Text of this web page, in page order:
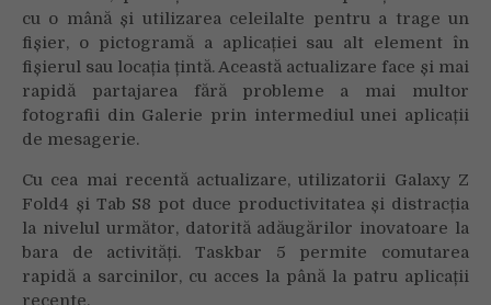
cu o mână și utilizarea celeilalte pentru a trage un
fișier, o pictogramă a aplicației sau alt element în
fișierul sau locația țintă. Această actualizare face și mai
rapidă partajarea fără probleme a mai multor
fotografii din Galerie prin intermediul unei aplicații
de mesagerie.
Cu cea mai recentă actualizare, utilizatorii Galaxy Z
Fold4 și Tab S8 pot duce productivitatea și distracția
la nivelul următor, datorită adăugărilor inovatoare la
bara de activități. Taskbar 5 permite comutarea
rapidă a sarcinilor, cu acces la până la patru aplicații
recente.